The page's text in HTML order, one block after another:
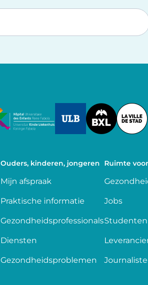
Image
Ouders, kinderen, jongeren
Mijn afspraak
Praktische informatie
Gezondheidsprofessionals
Diensten
Gezondheidsproblemen
Ruimte
Jobs
Studenten